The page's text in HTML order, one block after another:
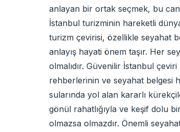
anlayan bir ortak seçmek, bu
İstanbul turizminin hareketli
turizm çevirisi, özellikle seyahat
anlayış hayati önem taşır. Her
olmalıdır. Güvenilir İstanbul
rehberlerinin ve seyahat belgesi
sularında yol alan kararlı
gönül rahatlığıyla ve keşif dolu
olmazsa olmazdır. Önemli